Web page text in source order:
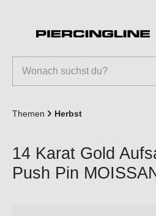
Themen Herbst
14 Karat Gold
Push Pin